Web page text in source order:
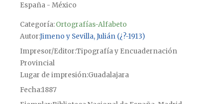
España - México
Categoría:Ortografías-Alfabeto
AutorJimeno y Sevilla, Julián (¿?-1913)
Impresor/Editor Tipografía y Encuadernación
Provincial
Lugar de impresiónGuadalajara
Fecha1887